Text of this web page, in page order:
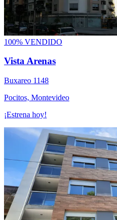
100% VENDIDO
Vista Arenas
Buxareo 1148
Pocitos, Montevideo
¡Estrena hoy!